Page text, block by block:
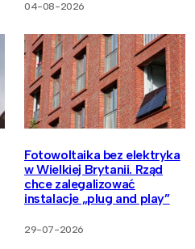
04-08-2026
Fotowoltaika bez elektryka
w Wielkiej Brytanii. Rząd
chce zalegalizować
instalacje „plug and play”
29-07-2026